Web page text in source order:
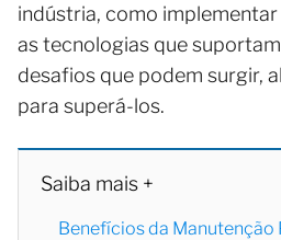
indústria, como
as tecnologias que
desafios que podem surgir,
para superá-los.
Saiba mais +
Benefícios da Manutenção